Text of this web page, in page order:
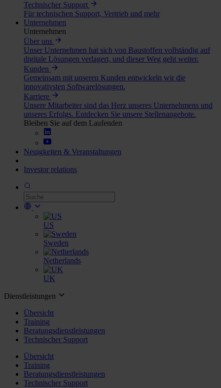
Technischer Support
Für technischen Support, Vertrieb und mehr
Unternehmen
Unternehmen
Über uns
Unser Unternehmen hat sich von Baustoffen vollständig auf
digitale Lösungen verlagert, und dieser Weg geht weiter.
Kunden
Gemeinsam mit unseren Kunden entwickeln wir die
innovativsten Softwarelösungen.
Karriere
Unsere Mitarbeiter sind das Herz unseres Unternehmens und
unseres Erfolgs. Entdecken Sie unsere Stellenangebote.
Bleiben Sie auf dem Laufenden
Neuigkeiten & Veranstaltungen
Investor relations
US
Sweden
Netherlands
UK
Dienstleistungen
Übersicht
Training
Beratungsdienstleistungen
Technischer Support
Übersicht
Training
Beratungsdienstleistungen
Technischer Support